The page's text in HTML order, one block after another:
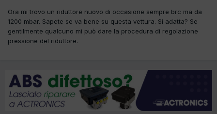
Ora mi trovo un riduttore nuovo di occasione sempre brc ma da
1200 mbar. Sapete se va bene su questa vettura. Si adatta? Se
gentilmente qualcuno mi può dare la procedura di regolazione
pressione del riduttore.